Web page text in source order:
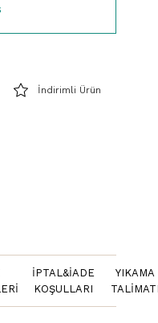
İndirimli Ürün
İPTAL&İADE
KOŞULLARI
YIKAMA